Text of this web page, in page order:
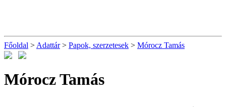
Főoldal > Adattár> Papok, szerzetesek > Mórocz Tamás
Mórocz Tamás